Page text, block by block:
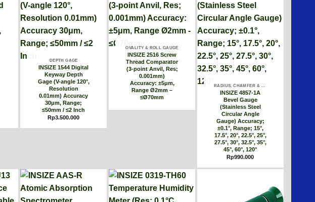
DEPTH GAGE
INSIZE 1544 Digital
Keyway Depth
Gage (V-angle 120°,
Resolution
0.01mm) Accuracy
30μm, Range;
≤50mm / ≤2 Inch
Rp3.500.000
OVALITY & ROLL GAUGE
INSIZE 2516 Screw
Thread Comparator
(3-point Anvil, Res;
0.001mm)
Accuracy: ±5μm,
Range Ø2mm –
≤Ø70mm
INSIZE 4857-1A
Bevel Gauge
(Stainless Steel
Circular Angle
Gauge) Accuracy;
±0.1°, Range; 15°,
17.5°, 20°, 22.5°, 25°,
27.5°, 30°, 32.5°, 35°,
45°, 60°, 120°
Rp990.000